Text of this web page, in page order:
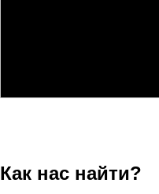
Как нас найти?